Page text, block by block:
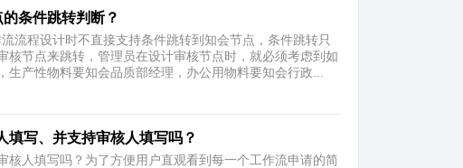
条件跳转判断？
流程设计时不直接支持条件跳转到知会节点，条件跳转只
节点来跳转，管理员在设计审核节点时，就必须考虑到如
产性物料要知会品质部经理，办公用物料要知会行政...
填写、并支持审核人填写吗？
人填写吗？为了方便用户直观看到每一个工作流申请的简